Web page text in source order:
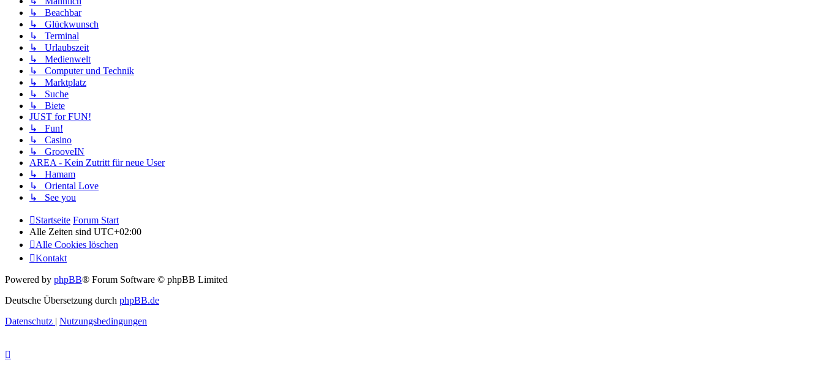
↳ Beachbar
↳ Glückwunsch
↳ Terminal
↳ Urlaubszeit
↳ Medienwelt
↳ Computer und Technik
↳ Marktplatz
↳ Suche
↳ Biete
JUST for FUN!
↳ Fun!
↳ Casino
↳ GrooveIN
AREA - Kein Zutritt für neue User
↳ Hamam
↳ Oriental Love
↳ See you
Startseite Forum Start
Alle Zeiten sind UTC+02:00
Alle Cookies löschen
Kontakt
Powered by phpBB® Forum Software © phpBB Limited
Deutsche Übersetzung durch phpBB.de
Datenschutz | Nutzungsbedingungen